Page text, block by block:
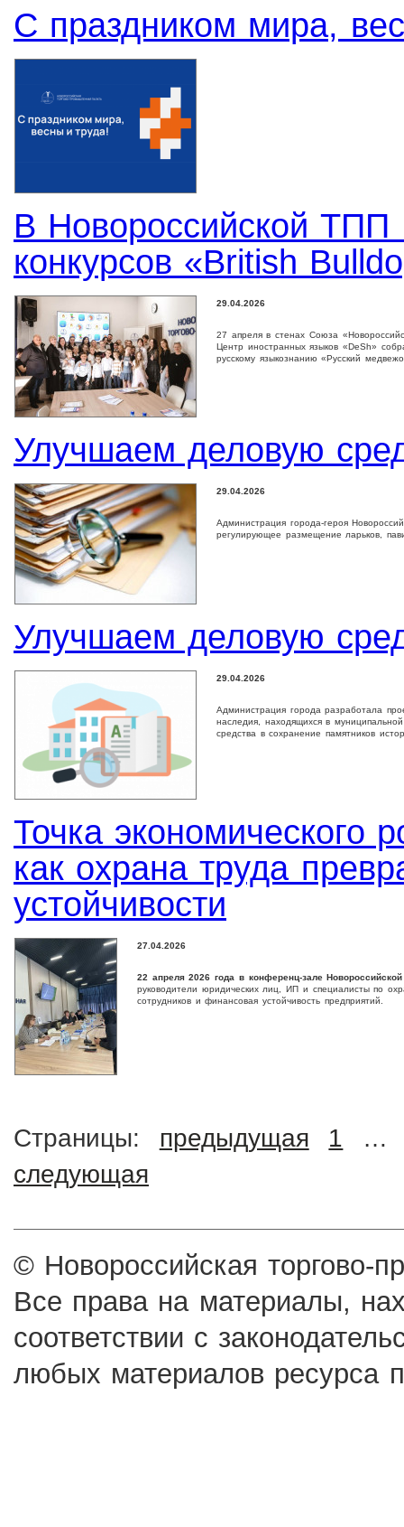
С праздником мира,
В Новороссийской ТПП
конкурсов «British
29.04.2026
27 апреля в стенах Союза
Центр иностранных языков «DeSh»
русскому языкознанию «Русский
Улучшаем деловую
29.04.2026
Администрация города-героя
регулирующее размещение ларьков,
Улучшаем деловую
29.04.2026
Администрация города разработала
наследия, находящихся в
средства в сохранение памятников
Точка экономического
как охрана труда
устойчивости
27.04.2026
22 апреля 2026 года в конференц-зале
руководители юридических лиц, ИП и специалисты по
сотрудников и финансовая устойчивость предприятий.
Страницы: предыдущая 1
…
следующая
© Новороссийская торгово-
Все права на материалы,
соответствии с
любых материалов ресурса